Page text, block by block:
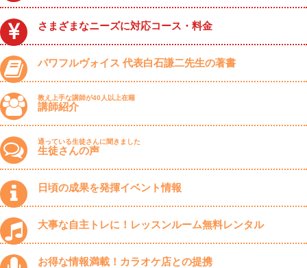
さまざまなニーズに対応コース・料金
パワフルヴォイス 代表白石謙二先生の著書
教え上手な講師が40人以上在籍
講師紹介
通っている生徒さんに聞きました
生徒さんの声
日頃の成果を発揮イベント情報
大事な自主トレに！レッスンルーム無料レンタル
お得な情報満載！カラオケ店との提携